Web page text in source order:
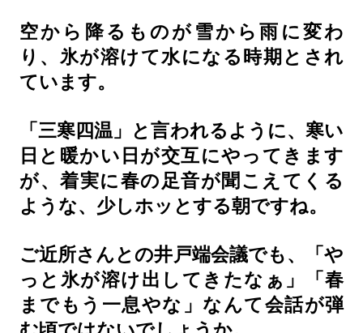
空から降るものが雪から雨に変わ
り、氷が溶けて水になる時期とされ
ています。
「三寒四温」と言われるように、寒い
日と暖かい日が交互にやってきます
が、着実に春の足音が聞こえてくる
ような、少しホッとする朝ですね。
ご近所さんとの井戸端会議でも、「や
っと氷が溶け出してきたなぁ」「春
までもう一息やな」なんて会話が弾